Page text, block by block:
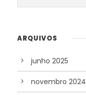
ARQUIVOS
junho 2025
novembro 2024